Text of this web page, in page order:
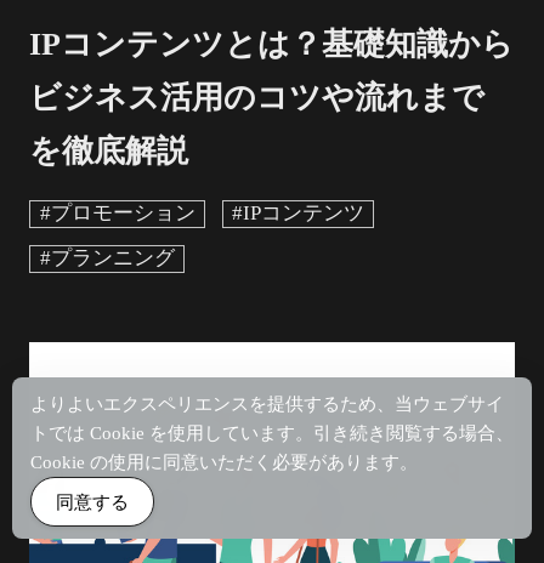
IPコンテンツとは？基礎知識から
ビジネス活用のコツや流れまで
を徹底解説
#プロモーション
#IPコンテンツ
#プランニング
よりよいエクスペリエンスを提供するため、当ウェブサイ
トでは Cookie を使用しています。引き続き閲覧する場合、
Cookie の使用に同意いただく必要があります。
同意する